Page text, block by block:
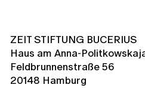
ZEIT STIFTUNG BUCERIUS
Haus am Anna-
Feldbrunnenstraße 56
20148 Hamburg